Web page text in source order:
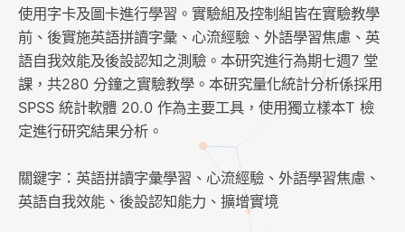
使用字卡及圖卡進行學習。實驗組及控制組皆在實驗教學
前、後實施英語拼讀字彙、心流經驗、外語學習焦慮、英
語自我效能及後設認知之測驗。本研究進行為期七週7 堂
課，共280 分鐘之實驗教學。本研究量化統計分析係採用
SPSS 統計軟體 20.0 作為主要工具，使用獨立樣本T 檢
定進行研究結果分析。
關鍵字：英語拼讀字彙學習、心流經驗、外語學習焦慮、
英語自我效能、後設認知能力、擴增實境